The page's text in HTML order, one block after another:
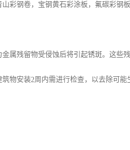
彩钢卷，宝钢黄石彩涂板，氟碳彩钢
属残留物受侵蚀后将引起锈斑。这些
物安装2周内需进行检查，以去除可